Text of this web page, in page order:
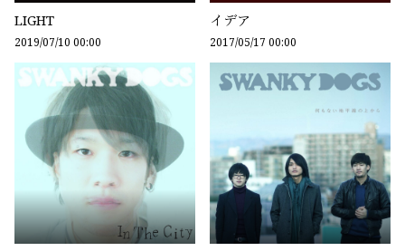
LIGHT
2019/07/10 00:00
イデア
2017/05/17 00:00